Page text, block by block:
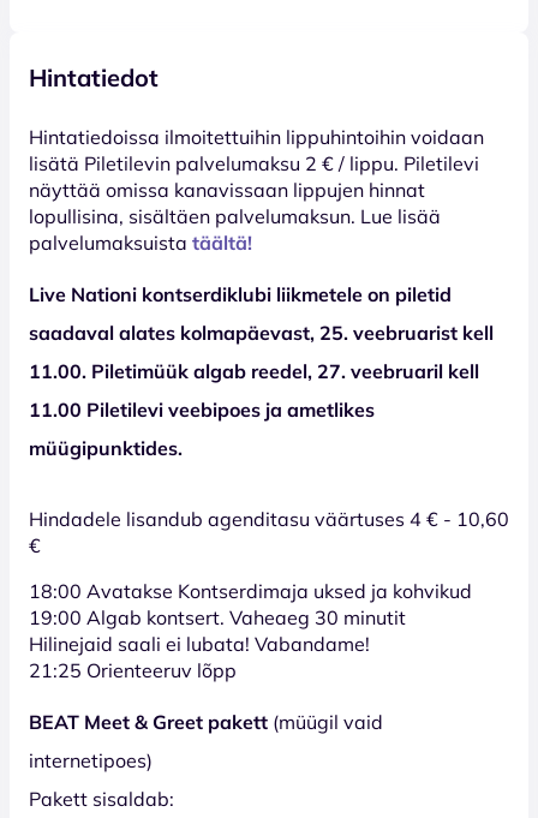
Hintatiedot
Hinta­tiedoissa ilmoitettuihin lippuhintoihin voidaan
lisätä Piletilevin palvelumaksu 2 € / lippu. Piletilevi
näyttää omissa kanavissaan lippujen hinnat
lopullisina, sisältäen palvelumaksun. Lue lisää
palvelumaksuista täältä!
Live Nationi kontserdiklubi liikmetele on piletid
saadaval alates kolmapäevast, 25. veebruarist kell
11.00. Piletimüük algab reedel, 27. veebruaril kell
11.00 Piletilevi veebipoes ja ametlikes
müügipunktides.
Hindadele lisandub agenditasu väärtuses 4 € - 10,60
€
18:00 Avatakse Kontserdimaja uksed ja kohvikud
19:00 Algab kontsert. Vaheaeg 30 minutit
Hilinejaid saali ei lubata! Vabandame!
21:25 Orienteeruv lõpp
BEAT Meet & Greet pakett (müügil vaid
internetipoes)
Pakett sisaldab: